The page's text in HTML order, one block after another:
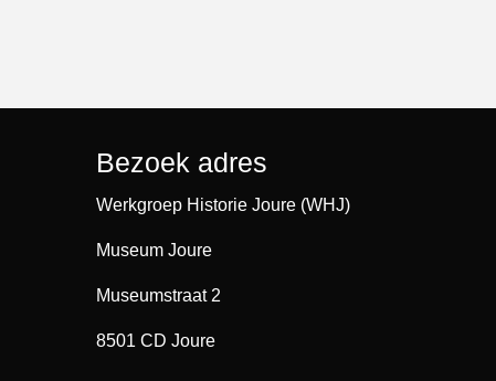
Bezoek adres
Werkgroep Historie Joure (WHJ)
Museum Joure
Museumstraat 2
8501 CD Joure